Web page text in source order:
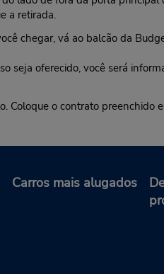
a retirada.
chegar, vá ao balcão da
seja oferecido, você será
Coloque o contrato preenchido
Carros mais alugados